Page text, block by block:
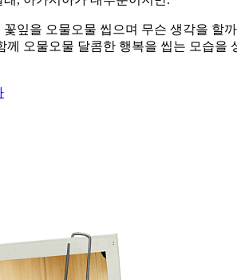
잎을 오물오물 씹으며 무슨 생각을 할
께 오물오물 달콤한 행복을 씹는 모습